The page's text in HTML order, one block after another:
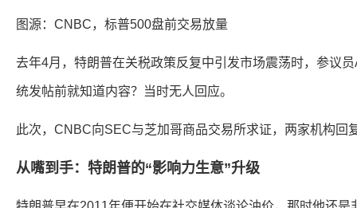
图源：CNBC，标普500盘前交易放量
去年4月，特朗普在关税政策反复中引发市场震荡时，参议
统发帖前就知道内容？当时无人回应。
此次，CNBC向SEC与芝加哥商品交易所求证，两家机构回
从嘴到手：特朗普的“影响力生意”升级